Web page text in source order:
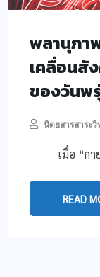
พลานุภา
เคลื่อนสั
ของวันพ
นิตยสารสาระ
เมื่อ “กาย
READ